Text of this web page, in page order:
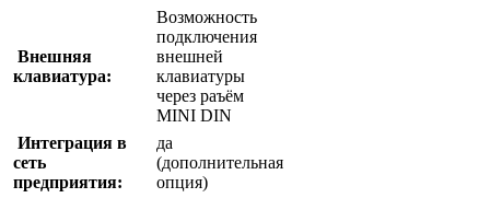
Внешняя
клавиатура:
Возможность
подключения
внешней
клавиатуры
через раъём
MINI DIN
Интеграция в
сеть
предприятия:
да
(дополнительная
опция)